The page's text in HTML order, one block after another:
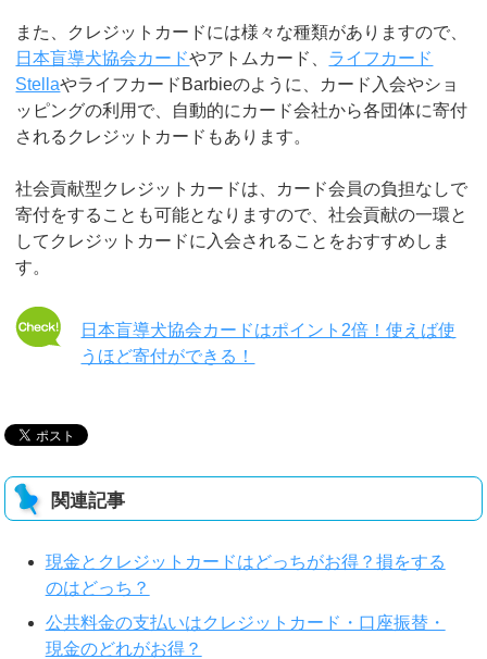
また、クレジットカードには様々な種類がありますので、
日本盲導犬協会カードやアトムカード、 ライフカード
StellaやライフカードBarbieのように、カード入会やショ
ッピングの利用で、自動的にカード会社から各団体に寄付
されるクレジットカードもあります。
社会貢献型クレジットカードは、カード会員の負担なしで
寄付をすることも可能となりますので、社会貢献の一環と
してクレジットカードに入会されることをおすすめしま
す。
日本盲導犬協会カードはポイント2倍！使えば使
うほど寄付ができる！
関連記事
現金とクレジットカードはどっちがお得？損をする
のはどっち？
公共料金の支払いはクレジットカード・口座振替・
現金のどれがお得？